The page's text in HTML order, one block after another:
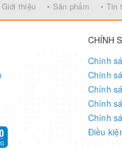
Giới thiệu • Sản phẩm • Tin
CHÍNH
Chính
Chính
Chính
Chính
Chính
Điều